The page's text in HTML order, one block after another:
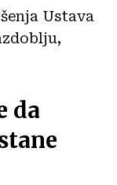
Ustava
da